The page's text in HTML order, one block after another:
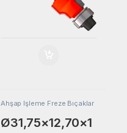
Ahşap İşleme Freze Bıçaklar
Ø31,75×12,70×1